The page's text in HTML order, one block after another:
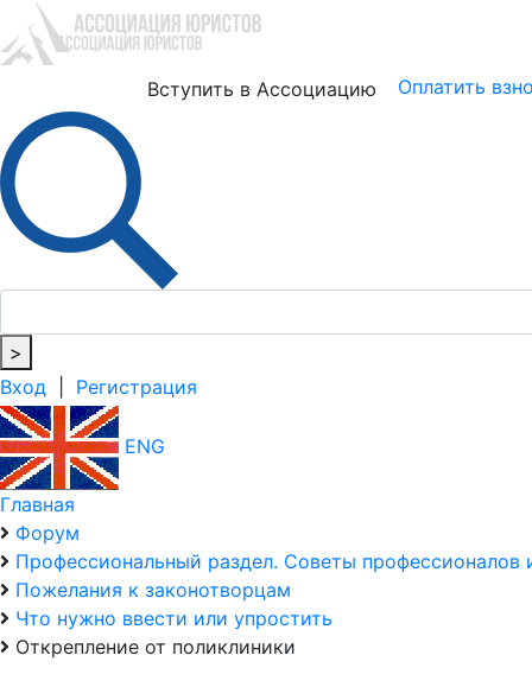
Вступить в Ассоциацию Оплатить
>
Вход
Регистрация
ENG
Главная
Форум
Профессиональный раздел. Советы
Пожелания к законотворцам
Что нужно ввести или упростить
Открепление от поликлиники